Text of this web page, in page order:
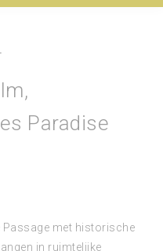
Paradise
Passage met historische
in ruimtelijke